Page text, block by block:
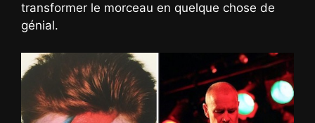
transformer le morceau en quelque chose de
génial.